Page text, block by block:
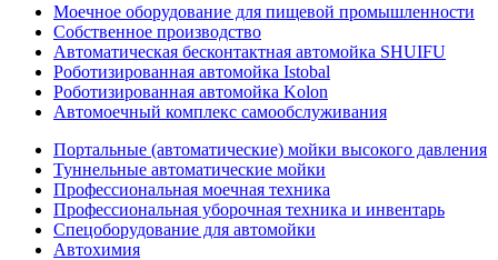
Моечное оборудование для пищевой промышленности
Собственное производство
Автоматическая бесконтактная автомойка SHUIFU
Роботизированная автомойка Istobal
Роботизированная автомойка Kolon
Автомоечный комплекс самообслуживания
Портальные (автоматические) мойки высокого давления
Туннельные автоматические мойки
Профессиональная моечная техника
Профессиональная уборочная техника и инвентарь
Спецоборудование для автомойки
Автохимия